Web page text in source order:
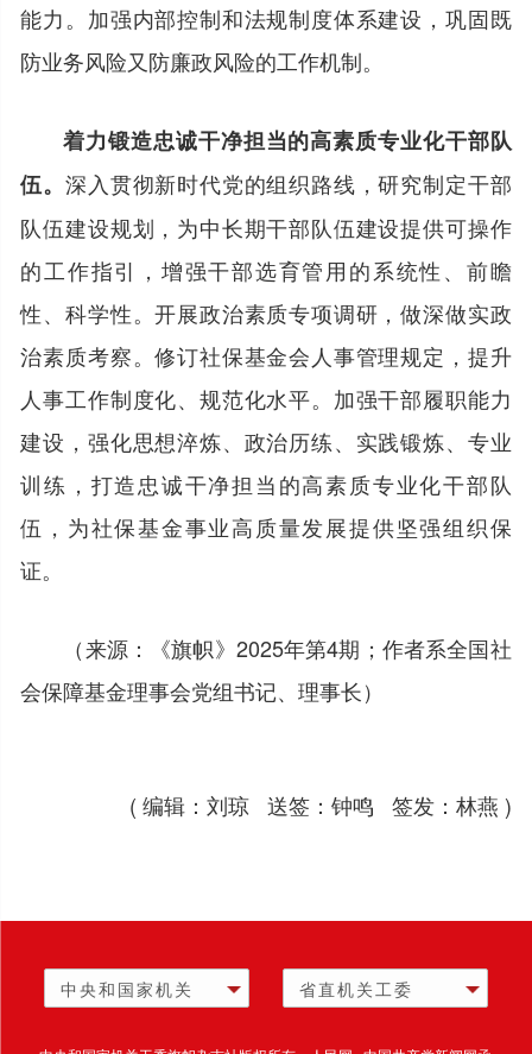
能力。加强内部控制和法规制度体系建设，巩固既
防业务风险又防廉政风险的工作机制。
着力锻造忠诚干净担当的高素质专业化干部队
伍。深入贯彻新时代党的组织路线，研究制定干部
队伍建设规划，为中长期干部队伍建设提供可操作
的工作指引，增强干部选育管用的系统性、前瞻
性、科学性。开展政治素质专项调研，做深做实政
治素质考察。修订社保基金会人事管理规定，提升
人事工作制度化、规范化水平。加强干部履职能力
建设，强化思想淬炼、政治历练、实践锻炼、专业
训练，打造忠诚干净担当的高素质专业化干部队
伍，为社保基金事业高质量发展提供坚强组织保
证。
（来源：《旗帜》2025年第4期；作者系全国社
会保障基金理事会党组书记、理事长）
( 编辑：刘琼 送签：钟鸣 签发：林燕 )
中央和国家机关 省直机关工委